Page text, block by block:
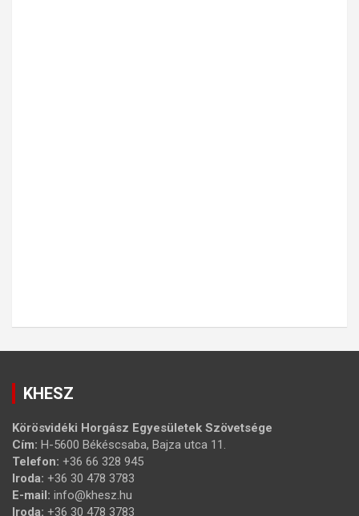
KHESZ
Körösvidéki Horgász Egyesületek Szövetsége
Cím: H-5600 Békéscsaba, Bajza utca 11.
Telefon: +36 66 328 945
Iroda: +36 30 478 3783
E-mail: info@khesz.hu
Iroda: +36 30 478 3783